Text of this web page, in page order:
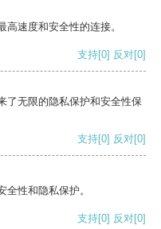
速度和安全性的连接。
支持[0] 反对[0]
了无限的隐私保护和安全性保
支持[0] 反对[0]
性和隐私保护。
支持[0] 反对[0]